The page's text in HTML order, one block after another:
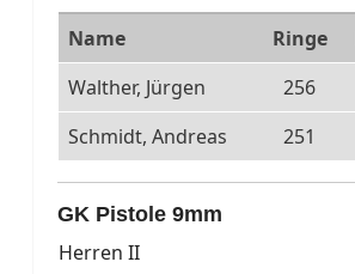
Name Ringe
Walther, Jürgen
256
Schmidt, Andreas
251
GK Pistole 9mm
Herren II